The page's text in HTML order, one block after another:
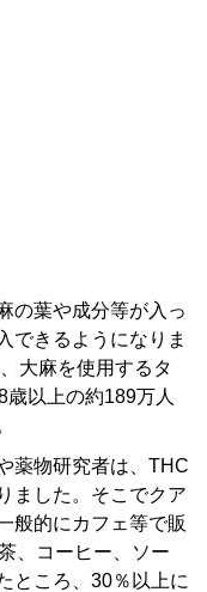
の葉や成分等が入っ
できるようになりま
大麻を使用するタ
以上の約189万人
薬物研究者は、THC
ました。そこでクア
般的にカフェ等で販
、コーヒー、ソー
ところ、30％以上に